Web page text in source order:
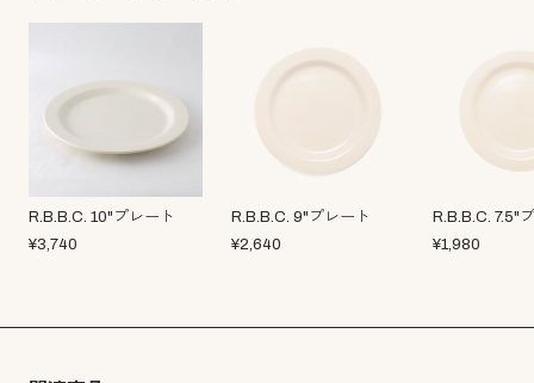
R.B.B.C. 10"プレート
¥3,740
R.B.B.C. 9"プレート
¥2,640
R.B.B.C. 7.5"
¥1,980